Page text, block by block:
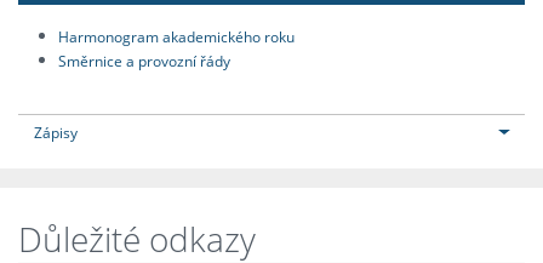
Harmonogram akademického roku
Směrnice a provozní řády
Zápisy
Důležité odkazy